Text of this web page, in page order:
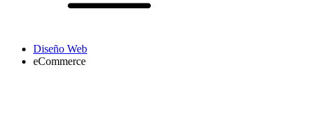
Diseño Web
eCommerce